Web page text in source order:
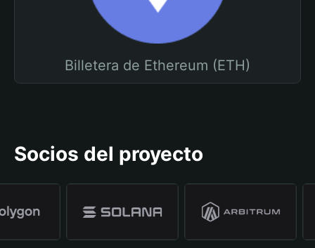
Billetera de Ethereum (ETH)
Socios del proyecto